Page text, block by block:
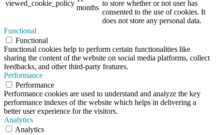
viewed_cookie_policy
months
to store whether or not user has
consented to the use of cookies. It
does not store any personal data.
Functional
Functional
Functional cookies help to perform certain functionalities like
sharing the content of the website on social media platforms, collect
feedbacks, and other third-party features.
Performance
Performance
Performance cookies are used to understand and analyze the key
performance indexes of the website which helps in delivering a
better user experience for the visitors.
Analytics
Analytics